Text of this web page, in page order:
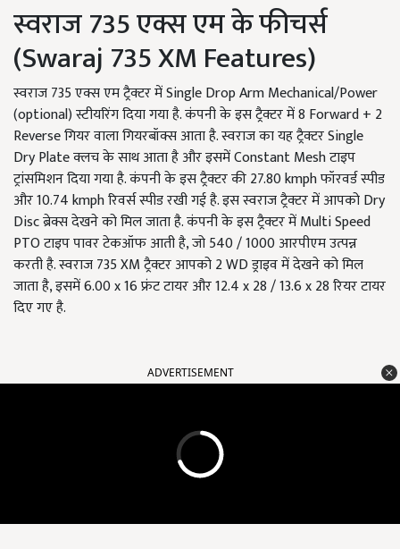
स्वराज 735 एक्स एम के फीचर्स
(Swaraj 735 XM Features)
स्वराज 735 एक्स एम ट्रैक्टर में Single Drop Arm Mechanical/Power
(optional) स्टीयरिंग दिया गया है. कंपनी के इस ट्रैक्टर में 8 Forward + 2
Reverse गियर वाला गियरबॉक्स आता है. स्वराज का यह ट्रैक्टर Single
Dry Plate क्लच के साथ आता है और इसमें Constant Mesh टाइप
ट्रांसमिशन दिया गया है. कंपनी के इस ट्रैक्टर की 27.80 kmph फॉरवर्ड स्पीड
और 10.74 kmph रिवर्स स्पीड रखी गई है. इस स्वराज ट्रैक्टर में आपको Dry
Disc ब्रेक्स देखने को मिल जाता है. कंपनी के इस ट्रैक्टर में Multi Speed
PTO टाइप पावर टेकऑफ आती है, जो 540 / 1000 आरपीएम उत्पन्न
करती है. स्वराज 735 XM ट्रैक्टर आपको 2 WD ड्राइव में देखने को मिल
जाता है, इसमें 6.00 x 16 फ्रंट टायर और 12.4 x 28 / 13.6 x 28 रियर टायर
दिए गए है.
ADVERTISEMENT